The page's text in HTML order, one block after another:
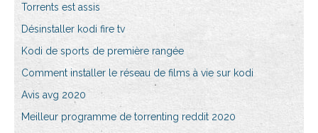
Torrents est assis
Désinstaller kodi fire tv
Kodi de sports de première rangée
Comment installer le réseau de films à vie sur kodi
Avis avg 2020
Meilleur programme de torrenting reddit 2020